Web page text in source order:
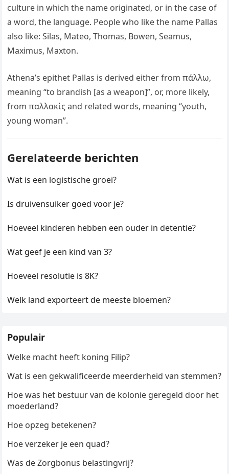
culture in which the name originated, or in the case of
a word, the language. People who like the name Pallas
also like: Silas, Mateo, Thomas, Bowen, Seamus,
Maximus, Maxton.
Athena’s epithet Pallas is derived either from πάλλω,
meaning “to brandish [as a weapon]”, or, more likely,
from παλλακίς and related words, meaning “youth,
young woman”.
Gerelateerde berichten
Wat is een logistische groei?
Is druivensuiker goed voor je?
Hoeveel kinderen hebben een ouder in detentie?
Wat geef je een kind van 3?
Hoeveel resolutie is 8K?
Welk land exporteert de meeste bloemen?
Populair
Welke macht heeft koning Filip?
Wat is een gekwalificeerde meerderheid van stemmen?
Hoe was het bestuur van de kolonie geregeld door het
moederland?
Hoe opzeg betekenen?
Hoe verzeker je een quad?
Was de Zorgbonus belastingvrij?